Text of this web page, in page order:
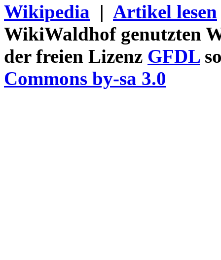
Wikipedia | Artikel lesen
WikiWaldhof genutzten
der freien Lizenz GFDL
Commons by-sa 3.0